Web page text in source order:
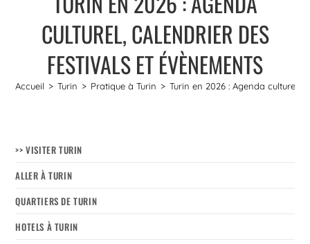
CULTUREL, CALENDRIER DES
FESTIVALS ET ÉVÈNEMENTS
Accueil > Turin > Pratique à Turin > Turin en 2026 : Agenda culturel,
>> VISITER TURIN
ALLER À TURIN
QUARTIERS DE TURIN
HOTELS À TURIN